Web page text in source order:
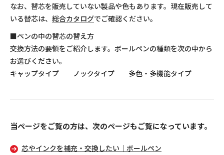
なお、替芯を販売していない製品や色もあります。現在販売して
いる替芯は、 総合カタログでご確認ください。
■ペンの中の替芯の替え方
交換方法の要領をご紹介します。ボールペンの種類を次の中から
お選びください。
キャップタイプ
ノックタイプ 多色・多機能タイプ
当ページをご覧の方は、次のページもご覧になっています。
芯やインクを補充・交換したい｜ボールペン